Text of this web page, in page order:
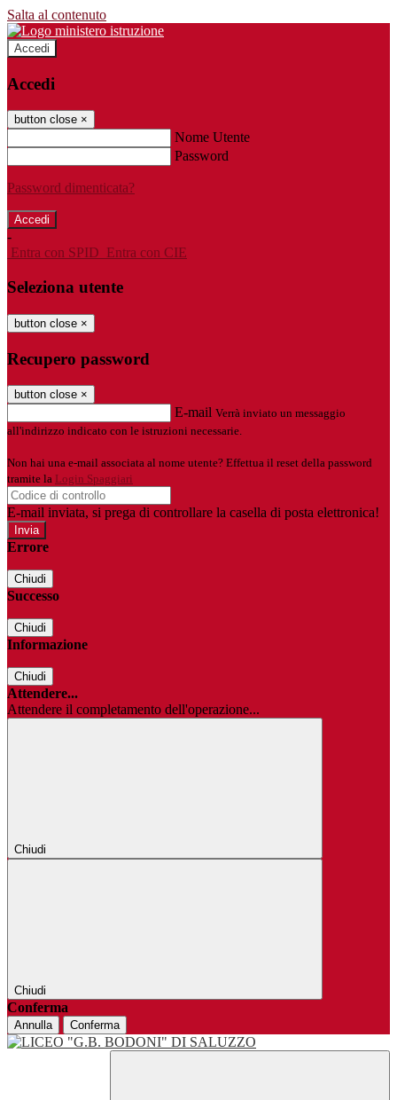
Salta al contenuto
Accedi
Accedi
button close ×
Nome Utente
Password
Password dimenticata?
-
Entra con SPID Entra con CIE
Seleziona utente
button close ×
Recupero password
button close ×
E-mail Verrà inviato un messaggio
all'indirizzo indicato con le istruzioni necessarie.
Non hai una e-mail associata al nome utente? Effettua il reset della password
tramite la Login Spaggiari
E-mail inviata, si prega di controllare la casella di posta elettronica!
Errore
Chiudi
Successo
Chiudi
Informazione
Chiudi
Attendere...
Attendere il completamento dell'operazione...
Chiudi
Chiudi
Conferma
Annulla Conferma